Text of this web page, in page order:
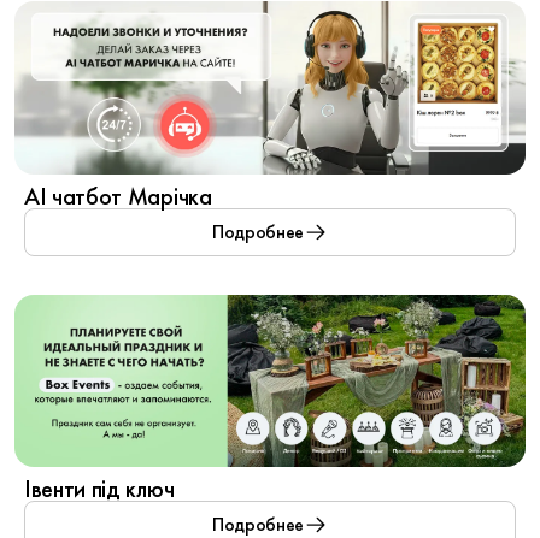
AI чатбот Марічка
Подробнее
Івенти під ключ
Подробнее